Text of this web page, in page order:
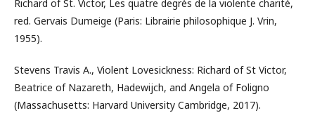
Richard of St. Victor, Les quatre degrés de la violente charité,
red. Gervais Dumeige (Paris: Librairie philosophique J. Vrin,
1955).
Stevens Travis A., Violent Lovesickness: Richard of St Victor,
Beatrice of Nazareth, Hadewijch, and Angela of Foligno
(Massachusetts: Harvard University Cambridge, 2017).